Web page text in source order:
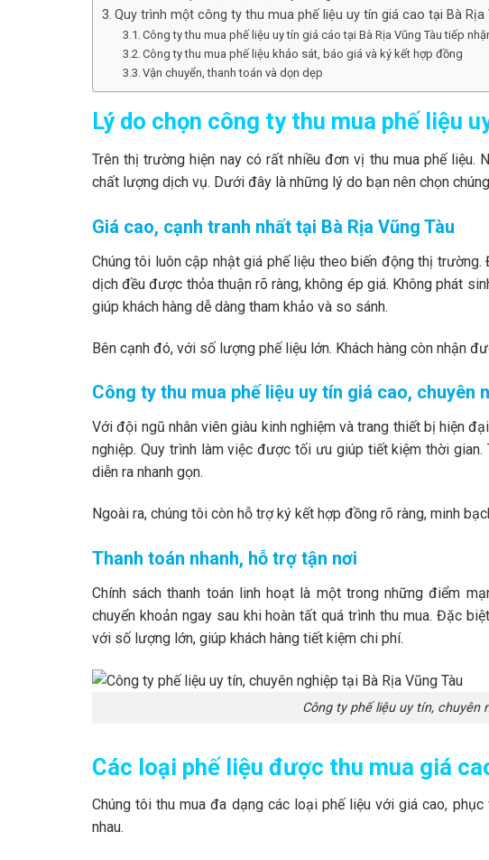
Quy trình một công ty thu mua phế liệu uy tín giá cao tại Bà Rịa
Công ty thu mua phế liệu uy tín giá cáo tại Bà Rịa Vũng Tàu tiếp
Công ty thu mua phế liệu khảo sát, báo giá và ký kết hợp đồng
Vận chuyển, thanh toán và dọn dẹp
Lý do chọn công ty thu mua phế liệu
Trên thị trường hiện nay có rất nhiều đơn vị thu mua phế
chất lượng dịch vụ. Dưới đây là những lý do bạn nên chọn
Giá cao, cạnh tranh nhất tại Bà Rịa Vũng Tàu
Chúng tôi luôn cập nhật giá phế liệu theo biến động thị
dịch đều được thỏa thuận rõ ràng, không ép giá. Không phát
giúp khách hàng dễ dàng tham khảo và so sánh.
Bên cạnh đó, với số lượng phế liệu lớn. Khách hàng còn nhận
Công ty thu mua phế liệu uy tín giá cao, chuyên
Với đội ngũ nhân viên giàu kinh nghiệm và trang thiết bị hiện
nghiệp. Quy trình làm việc được tối ưu giúp tiết kiệm thời
diễn ra nhanh gọn.
Ngoài ra, chúng tôi còn hỗ trợ ký kết hợp đồng rõ ràng, minh
Thanh toán nhanh, hỗ trợ tận nơi
Chính sách thanh toán linh hoạt là một trong những điểm
chuyển khoản ngay sau khi hoàn tất quá trình thu mua. Đặc
với số lượng lớn, giúp khách hàng tiết kiệm chi phí.
Công ty phế liệu uy tín, chuyên
Các loại phế liệu được thu mua giá
Chúng tôi thu mua đa dạng các loại phế liệu với giá cao,
nhau.